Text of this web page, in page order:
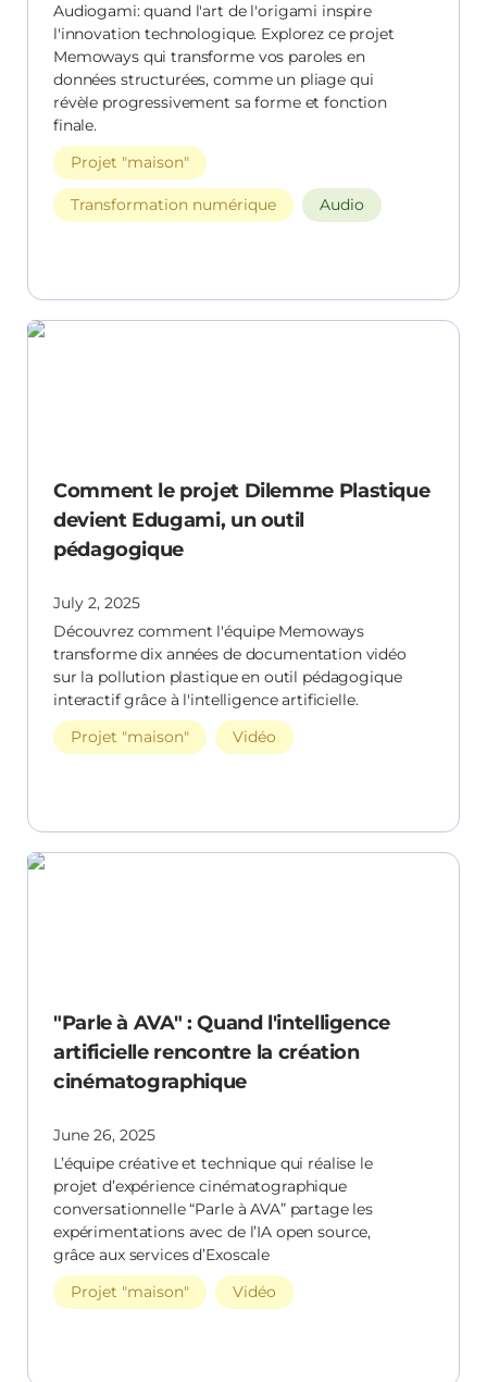
Audiogami: quand l'art de l'origami inspire
l'innovation technologique. Explorez ce projet
Memoways qui transforme vos paroles en
données structurées, comme un pliage qui
révèle progressivement sa forme et fonction
finale.
Projet "maison"
Transformation numérique Audio
Comment le projet Dilemme Plastique devient
Comment le projet Dilemme Plastique
devient Edugami, un outil
pédagogique
July 2, 2025
Découvrez comment l'équipe Memoways
transforme dix années de documentation vidéo
sur la pollution plastique en outil pédagogique
interactif grâce à l'intelligence artificielle.
Projet "maison"
Vidéo
"Parle à AVA" : Quand l'intelligence artificielle
"Parle à AVA" : Quand l'intelligence
artificielle rencontre la création
cinématographique
June 26, 2025
L’équipe créative et technique qui réalise le
projet d’expérience cinématographique
conversationnelle “Parle à AVA” partage les
expérimentations avec de l’IA open source,
grâce aux services d’Exoscale
Projet "maison"
Vidéo